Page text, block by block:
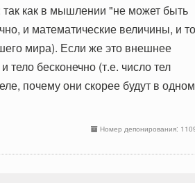
так как в мышлении "не может быть
и математические величины, и
мира). Если же это внешнее
тело бесконечно (т.е. число тел
почему они скорее будут в одном
Номер депонирования: